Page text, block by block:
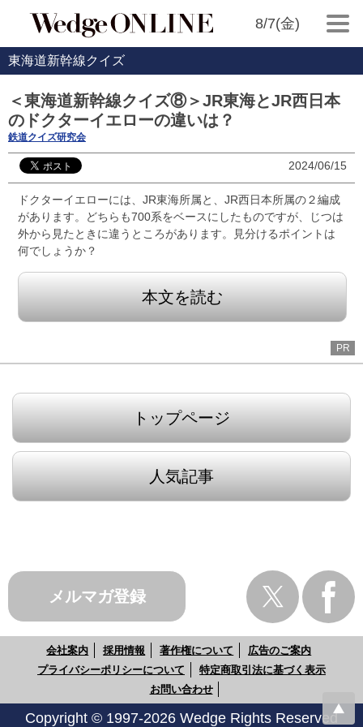
8/7(金)
東海道新幹線クイズ
＜東海道新幹線クイズ⑧＞JR東海とJR西日本
のドクターイエローの違いは？
鉄道クイズ研究会
2024/06/15
ドクターイエローには、JR東海所属と、JR西日本所属の２編成
があります。どちらも700系をベースにしたものですが、じつは
外から見たときに違うところがあります。見分けるポイントは
何でしょうか？
本文を読む
PR
トップページ
人気記事
メルマガ登録
会社案内 採用情報 著作権について
広告のご案内
プライバシーポリシーについて
特定商取引法に基づく表示
お問い合わせ
Copyright © 1997-2026 Wedge Rights Reserved